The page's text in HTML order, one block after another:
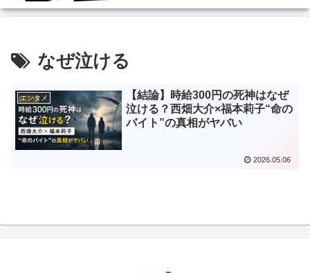
なぜ泣ける
エンタメ
【結論】時給300円の死神はなぜ
泣ける？西畑大介×福本莉子“命の
バイト”の真相がヤバい
2026.05.06